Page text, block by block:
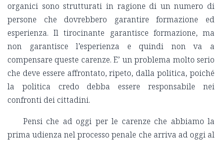
organici sono strutturati in ragione di un numero di
persone che dovrebbero garantire formazione ed
esperienza. Il tirocinante garantisce formazione, ma
non garantisce l’esperienza e quindi non va a
compensare queste carenze. E’ un problema molto serio
che deve essere affrontato, ripeto, dalla politica, poiché
la politica credo debba essere responsabile nei
confronti dei cittadini.
Pensi che ad oggi per le carenze che abbiamo la
prima udienza nel processo penale che arriva ad oggi al